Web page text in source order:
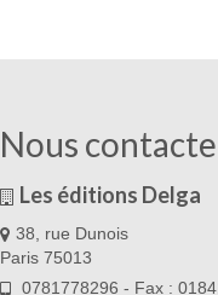
Nous
Les éditions Delga
38, rue Dunois
Paris 75013
0781778296 - Fax :